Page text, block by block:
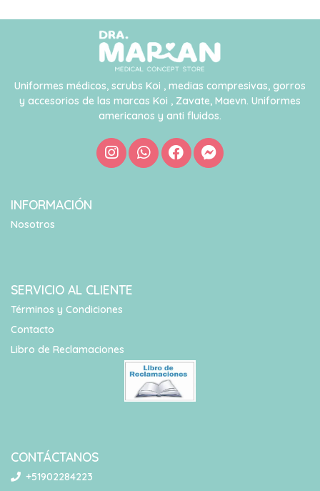
Uniformes médicos, scrubs Koi , medias compresivas, gorros
y accesorios de las marcas Koi , Zavate, Maevn. Uniformes
americanos y anti fluidos.
INFORMACIÓN
Nosotros
SERVICIO AL CLIENTE
Términos y Condiciones
Contacto
Libro de Reclamaciones
CONTÁCTANOS
+51902284223